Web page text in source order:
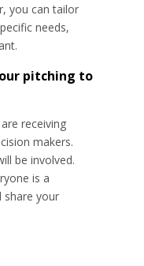
you can tailor
needs,
pitching to
receiving
makers.
be involved.
is a
share your